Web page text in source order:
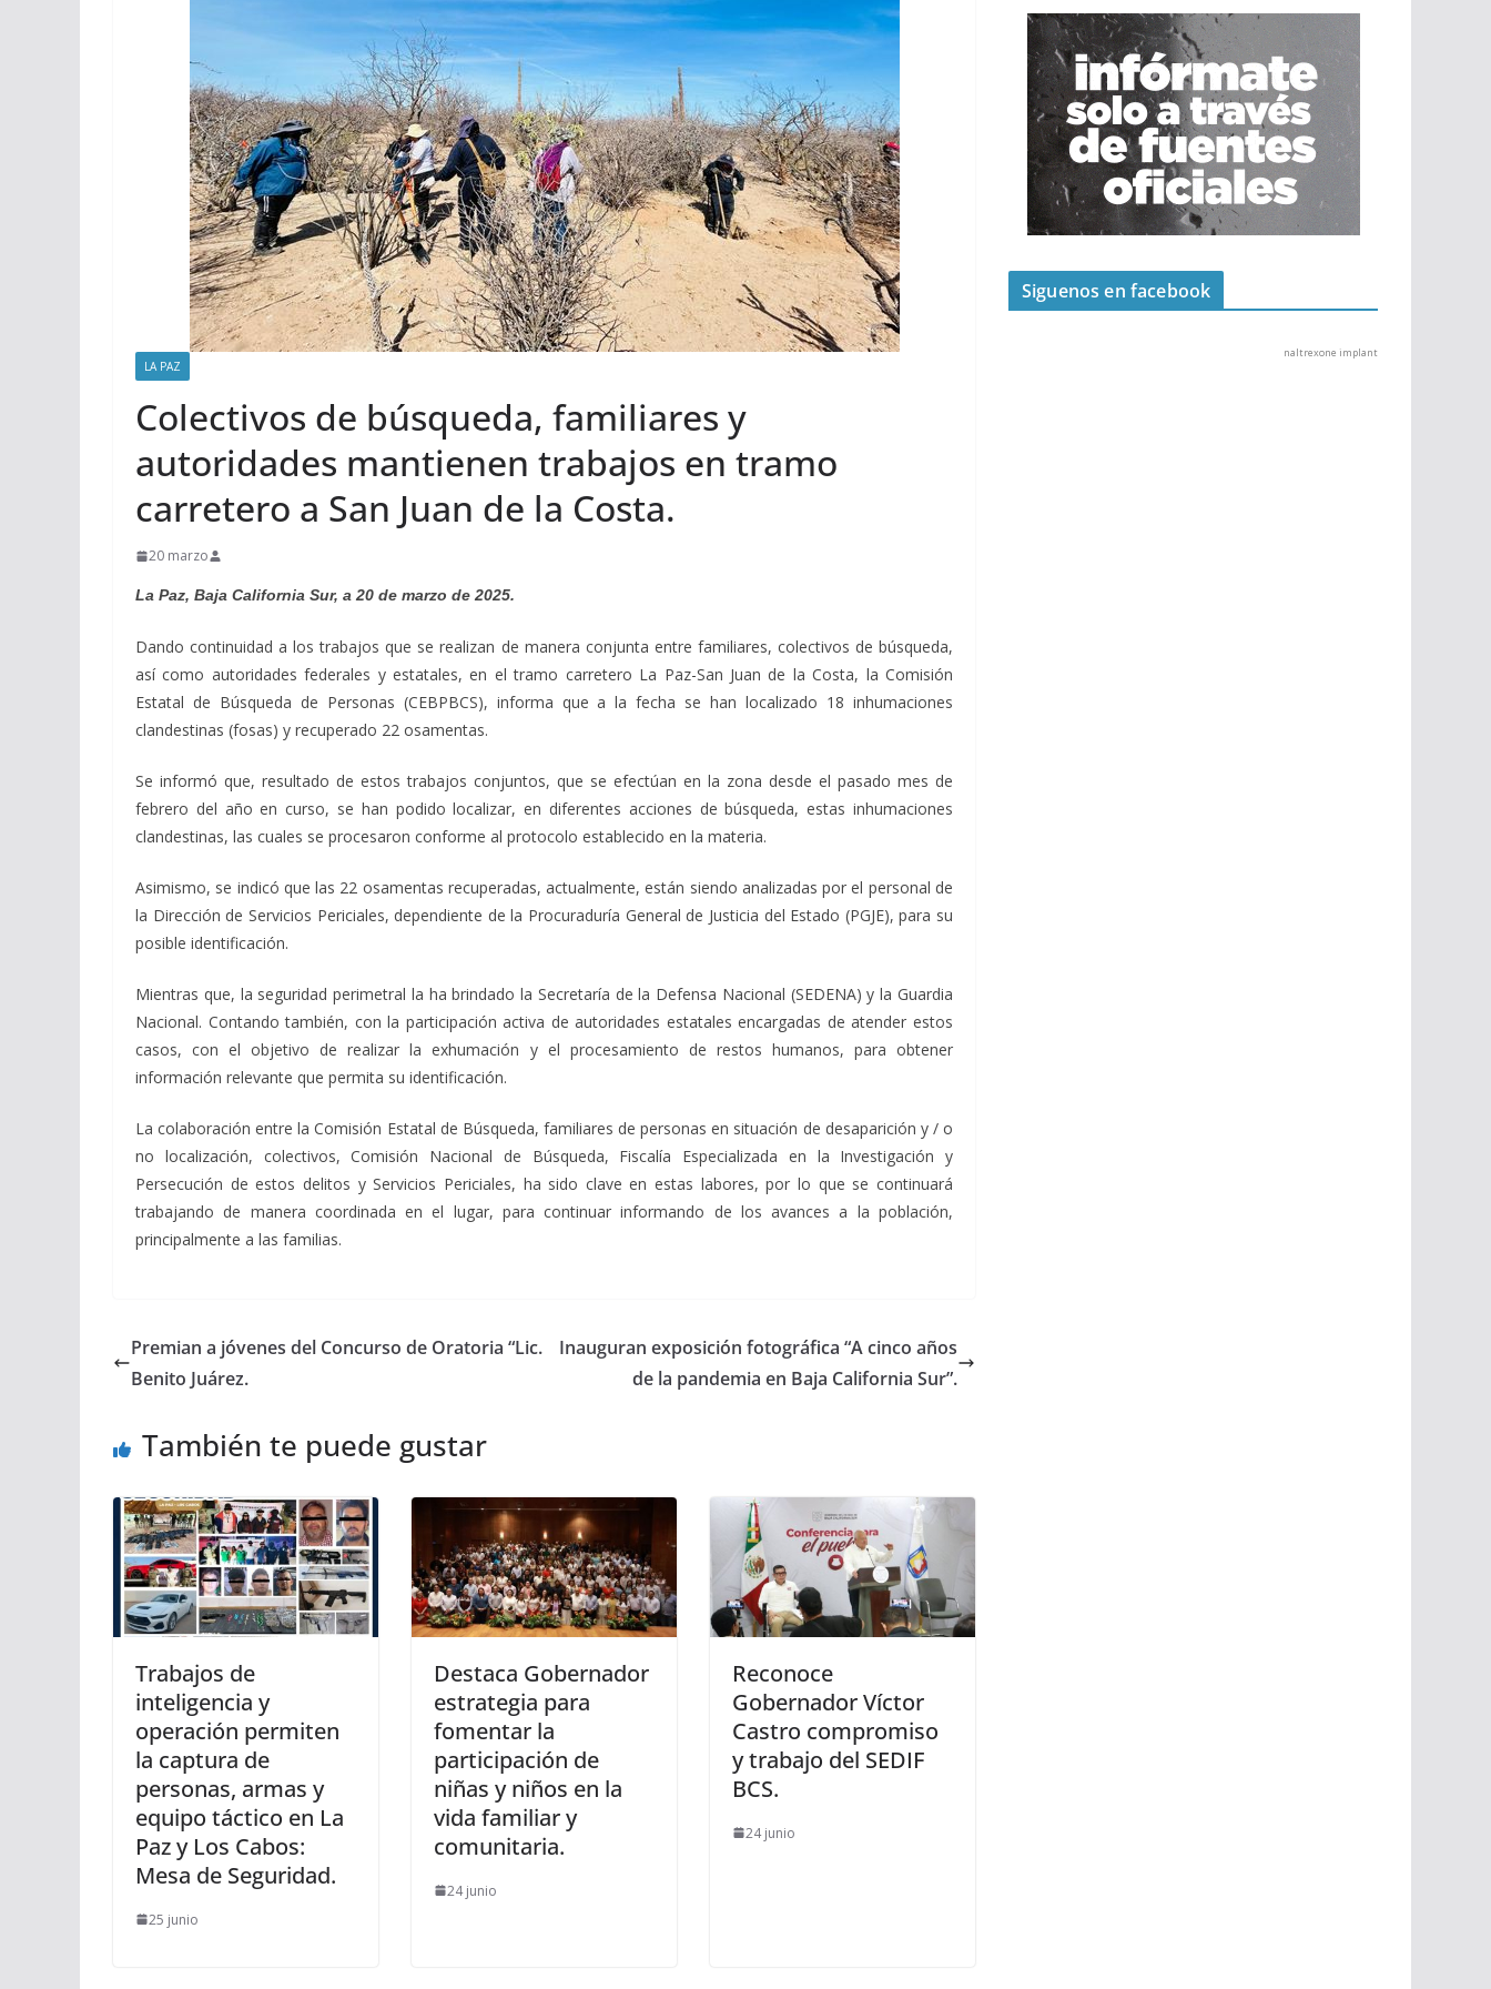
LA PAZ
Colectivos de búsqueda, familiares y
autoridades mantienen trabajos en tramo
carretero a San Juan de la Costa.
20 marzo
La Paz, Baja California Sur, a 20 de marzo de 2025.
Dando continuidad a los trabajos que se realizan de manera conjunta entre familiares, colectivos de búsqueda,
así como autoridades federales y estatales, en el tramo carretero La Paz-San Juan de la Costa, la Comisión
Estatal de Búsqueda de Personas (CEBPBCS), informa que a la fecha se han localizado 18 inhumaciones
clandestinas (fosas) y recuperado 22 osamentas.
Se informó que, resultado de estos trabajos conjuntos, que se efectúan en la zona desde el pasado mes de
febrero del año en curso, se han podido localizar, en diferentes acciones de búsqueda, estas inhumaciones
clandestinas, las cuales se procesaron conforme al protocolo establecido en la materia.
Asimismo, se indicó que las 22 osamentas recuperadas, actualmente, están siendo analizadas por el personal de
la Dirección de Servicios Periciales, dependiente de la Procuraduría General de Justicia del Estado (PGJE), para su
posible identificación.
Mientras que, la seguridad perimetral la ha brindado la Secretaría de la Defensa Nacional (SEDENA) y la Guardia
Nacional. Contando también, con la participación activa de autoridades estatales encargadas de atender estos
casos, con el objetivo de realizar la exhumación y el procesamiento de restos humanos, para obtener
información relevante que permita su identificación.
La colaboración entre la Comisión Estatal de Búsqueda, familiares de personas en situación de desaparición y / o
no localización, colectivos, Comisión Nacional de Búsqueda, Fiscalía Especializada en la Investigación y
Persecución de estos delitos y Servicios Periciales, ha sido clave en estas labores, por lo que se continuará
trabajando de manera coordinada en el lugar, para continuar informando de los avances a la población,
principalmente a las familias.
Premian a jóvenes del Concurso de Oratoria “Lic.
Benito Juárez.
Inauguran exposición fotográfica “A cinco años
de la pandemia en Baja California Sur”.
También te puede gustar
Trabajos de
inteligencia y
operación permiten
la captura de
personas, armas y
equipo táctico en La
Paz y Los Cabos:
Mesa de Seguridad.
25 junio
Destaca Gobernador
estrategia para
fomentar la
participación de
niñas y niños en la
vida familiar y
comunitaria.
24 junio
Reconoce
Gobernador Víctor
Castro compromiso
y trabajo del SEDIF
BCS.
24 junio
Siguenos en facebook
naltrexone implant